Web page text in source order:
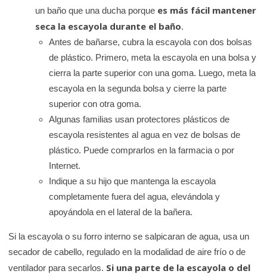
un baño que una ducha porque es más fácil mantener
seca la escayola durante el baño.
Antes de bañarse, cubra la escayola con dos bolsas
de plástico. Primero, meta la escayola en una bolsa y
cierra la parte superior con una goma. Luego, meta la
escayola en la segunda bolsa y cierre la parte
superior con otra goma.
Algunas familias usan protectores plásticos de
escayola resistentes al agua en vez de bolsas de
plástico. Puede comprarlos en la farmacia o por
Internet.
Indique a su hijo que mantenga la escayola
completamente fuera del agua, elevándola y
apoyándola en el lateral de la bañera.
Si la escayola o su forro interno se salpicaran de agua, usa un
secador de cabello, regulado en la modalidad de aire frío o de
ventilador para secarlos. Si una parte de la escayola o del